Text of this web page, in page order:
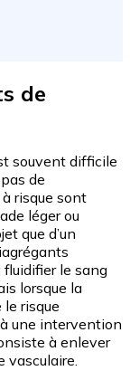
de
souvent difficile
de
risque sont
léger ou
que d’un
le sang
lorsque la
risque
une intervention
à enlever
vasculaire.